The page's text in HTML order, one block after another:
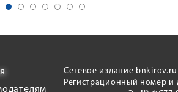
Сетевое издание bnkirov.ru
Регистрационный номер и